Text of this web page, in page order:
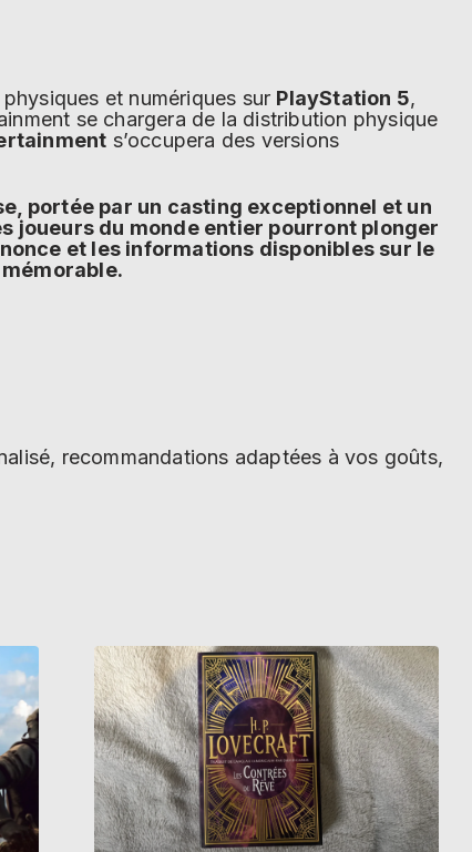
et numériques sur PlayStation 5,
se chargera de la distribution physique
s’occupera des versions
portée par un casting exceptionnel et un
joueurs du monde entier pourront plonger
et les informations disponibles sur le
recommandations adaptées à vos goûts,